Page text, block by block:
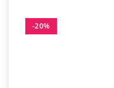
-20%